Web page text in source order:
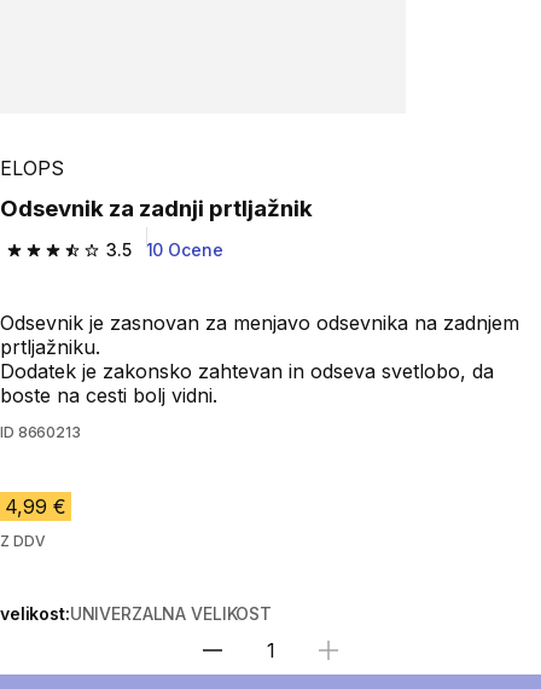
ELOPS
Odsevnik za zadnji prtljažnik
3.5
3.5 od 5 zvezdic from 10 ocene
10 Ocene
Odsevnik je zasnovan za menjavo odsevnika na zadnjem
prtljažniku.
Dodatek je zakonsko zahtevan in odseva svetlobo, da
boste na cesti bolj vidni.
ID 8660213
4,99 €
Z DDV
velikost:UNIVERZALNA VELIKOST
Izberite količino